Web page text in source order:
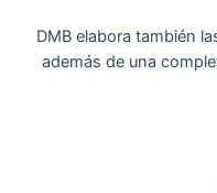
DMB elabora también
además de una